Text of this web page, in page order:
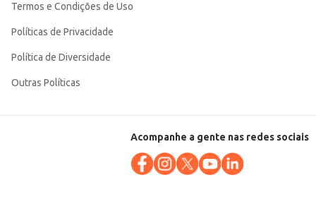
Termos e Condições de Uso
Políticas de Privacidade
Política de Diversidade
Outras Políticas
Acompanhe a gente nas redes sociais